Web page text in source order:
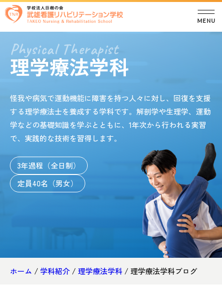
理学療法学科
怪我や病気で運動機能に障害を持つ人々に対し、回復を支援
する理学療法士を養成する学科です。解剖学や生理学、運動
学などの基礎知識を学ぶとともに、1年次から行われる実習
で、実践的な技術を習得します。
3年過程（全日制）
定員40名（男女）
ホーム / 学科紹介 /理学療法学科 /理学療法学科ブログ